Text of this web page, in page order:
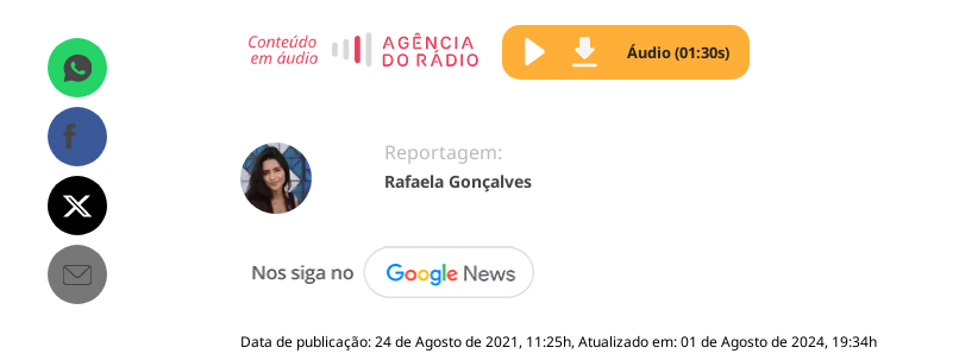
Áudio (01:30s)
Reportagem:
Rafaela Gonçalves
Data de publicação: 24 de Agosto de 2021, 11:25h, Atualizado em: 01 de Agosto de 2024, 19:34h